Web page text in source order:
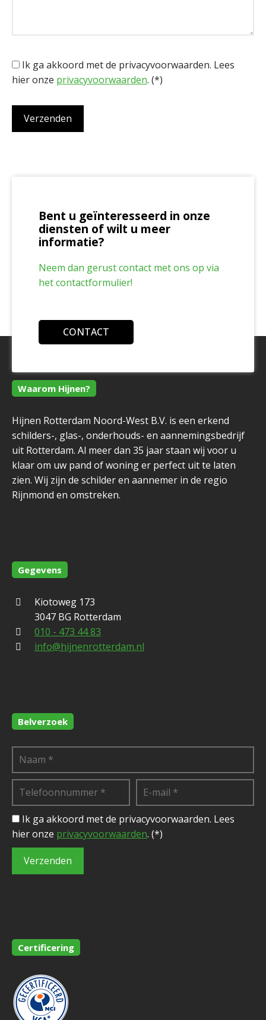
Ik ga akkoord met de privacyvoorwaarden. Lees
hier onze privacyvoorwaarden. (*)
Bent u geïnteresseerd in onze
diensten of wilt u meer
informatie?
Neem dan gerust contact met ons op via
het contactformulier!
CONTACT
Waarom Hijnen?
Hijnen Rotterdam Noord-West B.V. is een erkend
schilders-, glas-, onderhouds- en aannemingsbedrijf
uit Rotterdam. Al meer dan 35 jaar staan wij voor u
klaar om uw pand of woning er perfect uit te laten
zien. Wij zijn de schilder en aannemer in de regio
Rijnmond en omstreken.
Gegevens
Kiotoweg 173
3047 BG Rotterdam
010 - 473 44 83
info@hijnenrotterdam.nl
Belverzoek
Ik ga akkoord met de privacyvoorwaarden. Lees
hier onze privacyvoorwaarden. (*)
Certificering